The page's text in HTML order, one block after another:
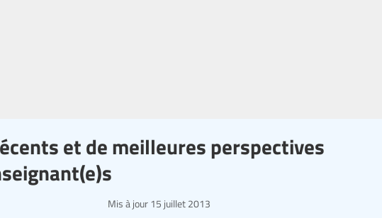
et de meilleures perspectives
Mis à jour 15 juillet 2013